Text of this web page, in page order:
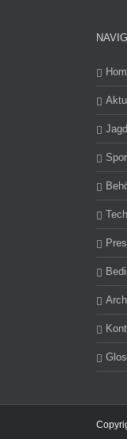
Jagd